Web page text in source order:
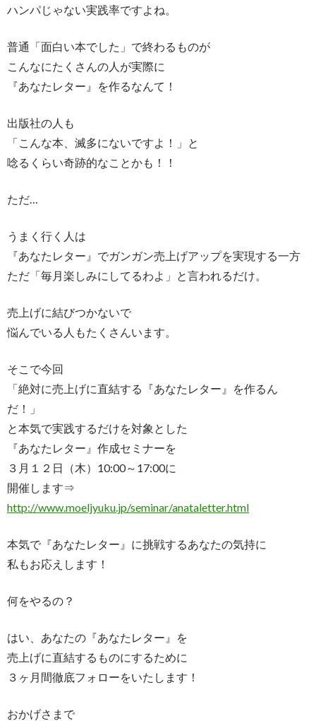
ハンパじゃない実践率ですよね。
普通「面白い本でした」で終わるものが
こんなにたくさんの人が実際に
『あなたレター』を作るなんて！
出版社の人も
「こんな本、滅多にないですよ！」と
唸るくらい奇跡的なことかも！！
ただ…
うまく行く人は
『あなたレター』でガンガン売上げアップを実現する一方
ただ「毎月楽しみにしてるわよ」と言われるだけ。
売上げに結びつかないで
悩んでいる人もたくさんいます。
そこで今回
「絶対に売上げに直結する『あなたレター』を作るん
だ！」
と本気で実践するだけを対象とした
『あなたレター』作成セミナーを
３月１２日（木）10:00～17:00に
開催します⇒
http://www.moeljyuku.jp/seminar/anataletter.html
本気で『あなたレター』に挑戦するあなたの気持に
私もお応えします！
何をやるの？
はい、あなたの『あなたレター』を
売上げに直結するものにするために
３ヶ月間徹底フォローをいたします！
おかげさまで